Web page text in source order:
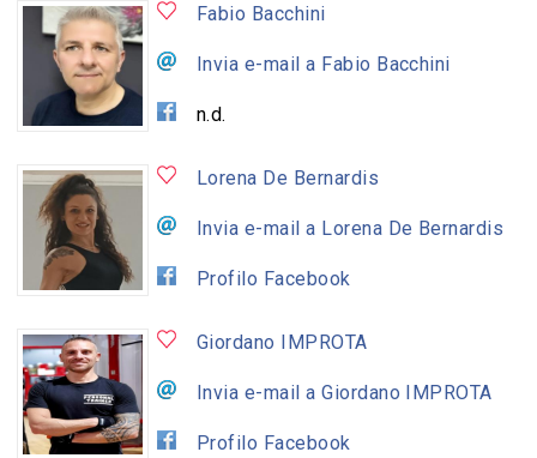
Fabio Bacchini
Invia e-mail a Fabio Bacchini
n.d.
Lorena De Bernardis
Invia e-mail a Lorena De Bernardis
Profilo Facebook
Giordano IMPROTA
Invia e-mail a Giordano IMPROTA
Profilo Facebook